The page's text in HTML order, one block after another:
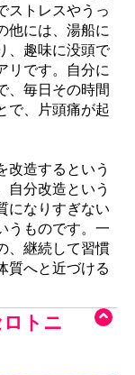
ストレスやうっ
他には、湯船に
、趣味に没頭で
リです。自分に
、毎日その時間
で、片頭痛が起
改造するという
自分改造という
になりすぎない
うものです。一
、継続して習慣
質へと近づける
トニ